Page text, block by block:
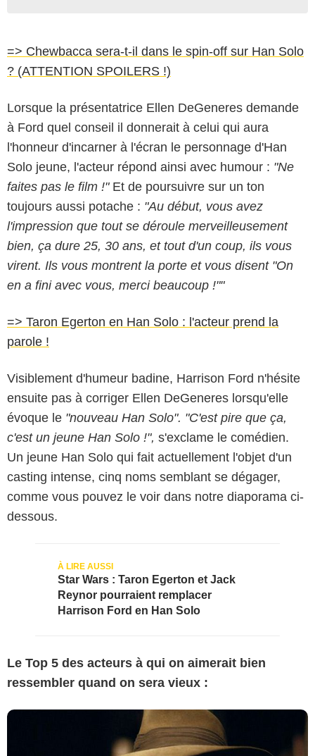
=> Chewbacca sera-t-il dans le spin-off sur Han Solo
? (ATTENTION SPOILERS !)
Lorsque la présentatrice Ellen DeGeneres demande
à Ford quel conseil il donnerait à celui qui aura
l'honneur d'incarner à l'écran le personnage d'Han
Solo jeune, l'acteur répond ainsi avec humour : "Ne
faites pas le film !"Et de poursuivre sur un ton
toujours aussi potache : "Au début, vous avez
l'impression que tout se déroule merveilleusement
bien, ça dure 25, 30 ans, et tout d'un coup, ils vous
virent. Ils vous montrent la porte et vous disent "On
en a fini avec vous, merci beaucoup !""
=> Taron Egerton en Han Solo : l'acteur prend la
parole !
Visiblement d'humeur badine, Harrison Ford n'hésite
ensuite pas à corriger Ellen DeGeneres lorsqu'elle
évoque le "nouveau Han Solo". "C'est pire que ça,
c'est un jeune Han Solo !", s'exclame le comédien.
Un jeune Han Solo qui fait actuellement l'objet d'un
casting intense, cinq noms semblant se dégager,
comme vous pouvez le voir dans notre diaporama ci-
dessous.
Star Wars : Taron Egerton et Jack
Reynor pourraient remplacer
Harrison Ford en Han Solo
Le Top 5 des acteurs à qui on aimerait bien
ressembler quand on sera vieux :